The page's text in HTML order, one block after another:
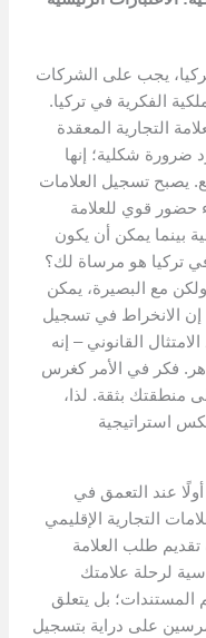
يجب على الشركات
الفكرية في تركيا.
التجارية المعقدة
ضرورة شكلية؛ إنها
يصبح تسجيل العلامات
حضور قوي للعلامة
بينما يمكن أن يكون
في تركيا هو مرساة لك؟
مع البصيرة، يمكن
إن الانخراط في تسجيل
القانوني – إنه
فكر في الأمر كغرس
منطقتك بثقة. لذا،
استراتيجية
عند التعمق في
التجارية الإقليمي
تقديم طلب العلامة
لرحلة علامتك
المستندات؛ بل يتعلق
على دراية بتسجيل